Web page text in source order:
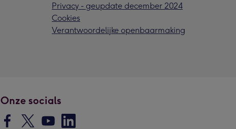
Privacy - geupdate december 2024
Cookies
Verantwoordelijke openbaarmaking
Onze socials